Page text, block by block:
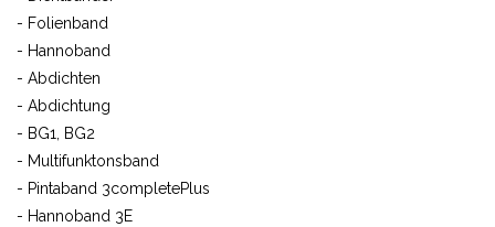
- Folienband
- Hannoband
- Abdichten
- Abdichtung
- BG1, BG2
- Multifunktonsband
- Pintaband 3completePlus
- Hannoband 3E